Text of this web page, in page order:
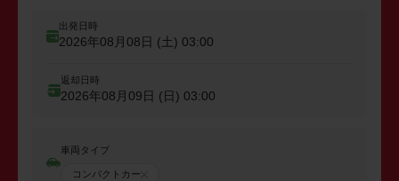
出発日時
2026年08月08日 (土) 03:00
返却日時
2026年08月09日 (日) 03:00
車両タイプ
コンパクトカー